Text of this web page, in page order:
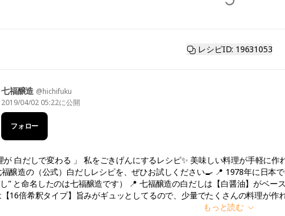
レシピID: 19631053
七福醸造 @hichifuku
2019/04/02 05:22に公開
フォロー
が 白だしで変わる 」 私をごきげんにするレシピ✨ 美味しい料理が手軽に
醸造の（公式）白だしレシピを、ぜひお試しください🍳 📍 1978年に日本
” と命名したのは七福醸造です） 📍 七福醸造の白だしは【白醤油】がベ
16倍希釈タイプ】旨みがギュッとしてるので、少量でたくさんの料理が
もっと読む